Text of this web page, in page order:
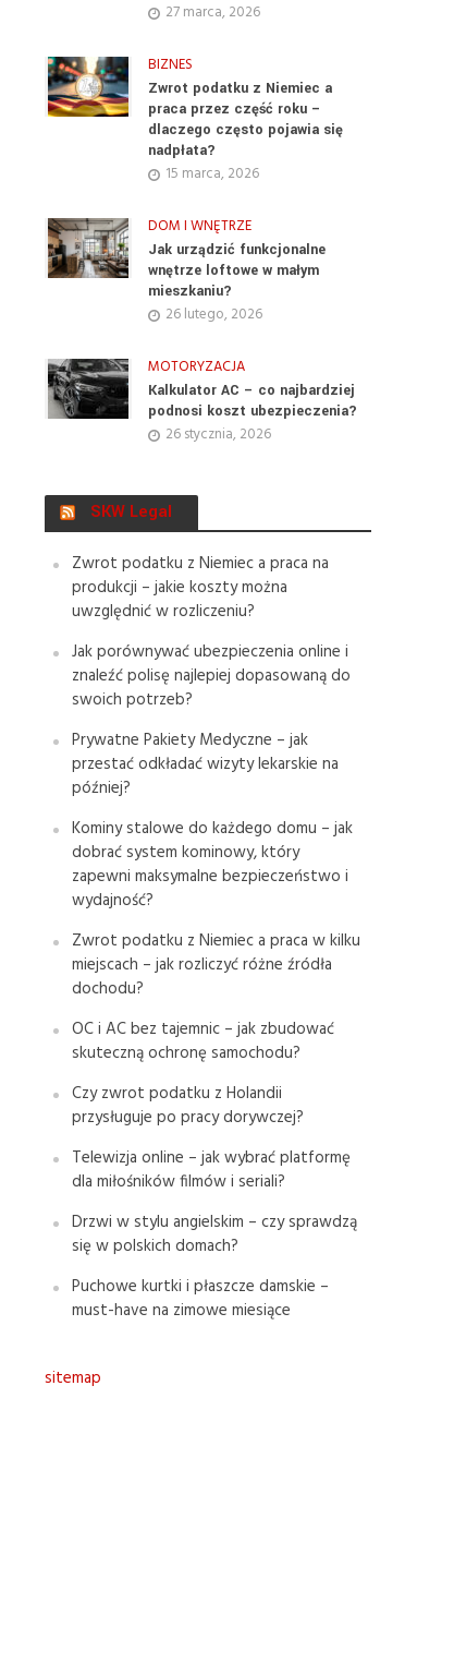
27 marca, 2026
BIZNES
Zwrot podatku z Niemiec a
praca przez część roku –
dlaczego często pojawia się
nadpłata?
15 marca, 2026
DOM I WNĘTRZE
Jak urządzić funkcjonalne
wnętrze loftowe w małym
mieszkaniu?
26 lutego, 2026
MOTORYZACJA
Kalkulator AC – co najbardziej
podnosi koszt ubezpieczenia?
26 stycznia, 2026
SKW Legal
Zwrot podatku z Niemiec a praca na
produkcji – jakie koszty można
uwzględnić w rozliczeniu?
Jak porównywać ubezpieczenia online i
znaleźć polisę najlepiej dopasowaną do
swoich potrzeb?
Prywatne Pakiety Medyczne – jak
przestać odkładać wizyty lekarskie na
później?
Kominy stalowe do każdego domu – jak
dobrać system kominowy, który
zapewni maksymalne bezpieczeństwo i
wydajność?
Zwrot podatku z Niemiec a praca w kilku
miejscach – jak rozliczyć różne źródła
dochodu?
OC i AC bez tajemnic – jak zbudować
skuteczną ochronę samochodu?
Czy zwrot podatku z Holandii
przysługuje po pracy dorywczej?
Telewizja online – jak wybrać platformę
dla miłośników filmów i seriali?
Drzwi w stylu angielskim – czy sprawdzą
się w polskich domach?
Puchowe kurtki i płaszcze damskie –
must-have na zimowe miesiące
sitemap